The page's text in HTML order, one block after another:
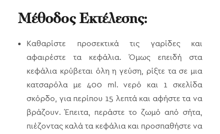
Μέθοδος Εκτέλεσης:
Καθαρίστε προσεκτικά τις γαρίδες και
αφαιρέστε τα κεφάλια. Όμως επειδή στα
κεφάλια κρύβεται όλη η γεύση, ρίξτε τα σε μια
κατσαρόλα με 400 ml. νερό και 1 σκελίδα
σκόρδο, για περίπου 15 λεπτά και αφήστε τα να
βράζουν. Έπειτα, περάστε το ζωμό από σήτα,
πιέζοντας καλά τα κεφάλια και προσπαθήστε να